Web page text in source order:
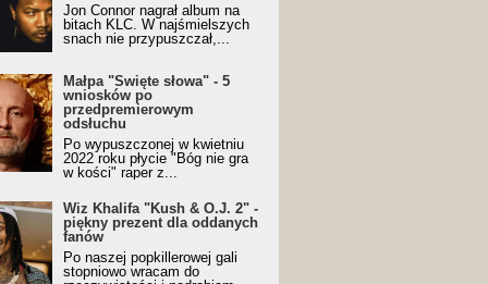
Jon Connor nagrał album na
bitach KLC. W najśmielszych
snach nie przypuszczał,...
Małpa "Święte słowa" - 5
wniosków po
przedpremierowym
odsłuchu
Po wypuszczonej w kwietniu
2022 roku płycie "Bóg nie gra
w kości" raper z...
Wiz Khalifa "Kush & O.J. 2" -
piękny prezent dla oddanych
fanów
Po naszej popkillerowej gali
stopniowo wracam do